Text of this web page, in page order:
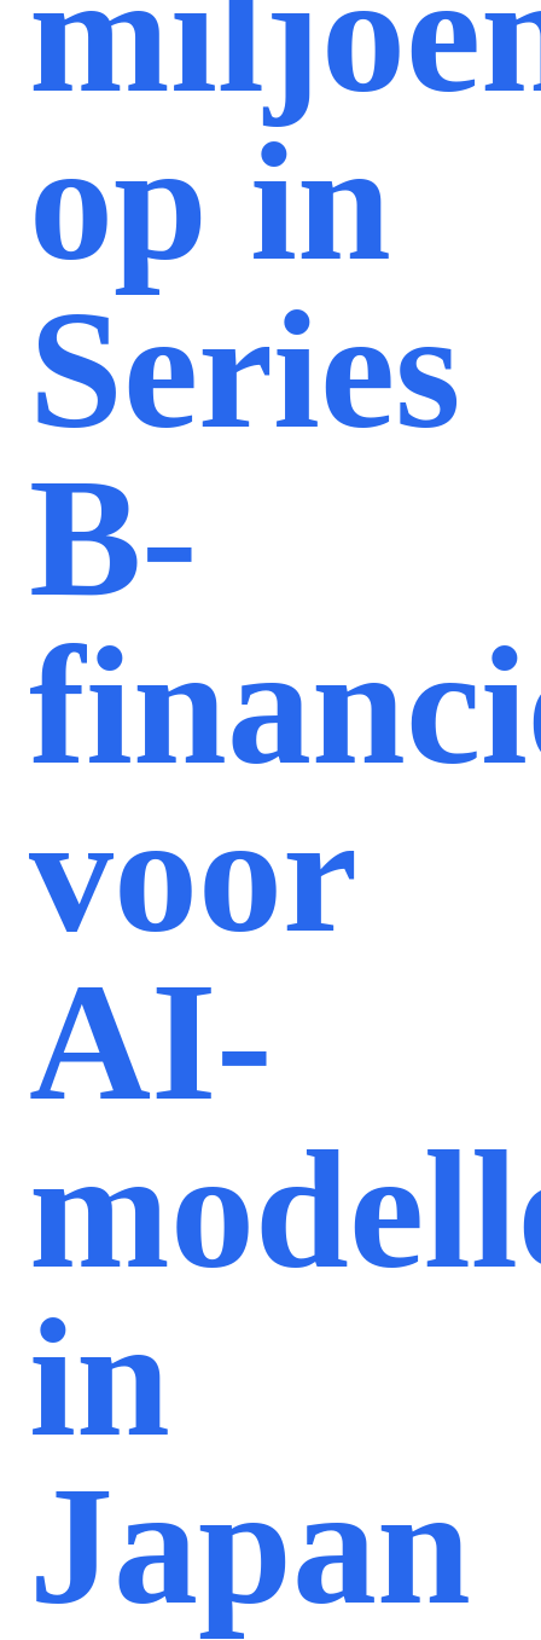
op in
Series
B-
voor
AI-
in
Japan